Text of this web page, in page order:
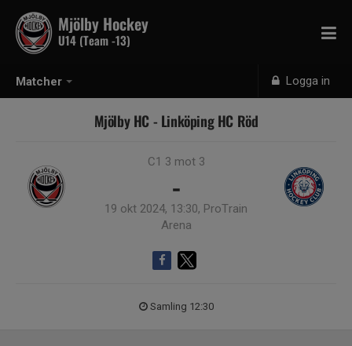
Matcher Logga in
Mjölby Hockey
U14 (Team -13)
Mjölby HC - Linköping HC Röd
C1 3 mot 3
-
19 okt 2024, 13:30, ProTrain
Arena
Samling 12:30